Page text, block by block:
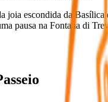
joia escondida da
pausa na Fontana di